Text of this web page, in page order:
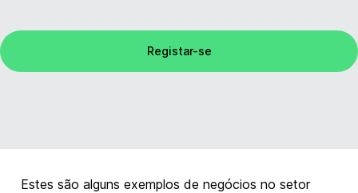
Registar-se
Estes são alguns exemplos de negócios no setor